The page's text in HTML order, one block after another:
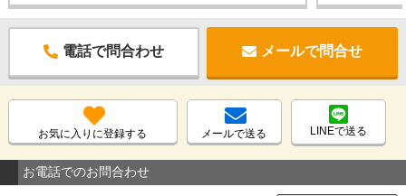
電話で問合わせ メールで問合せ
お気に入りに登録する メールで送る LINEで送る
お電話でのお問合わせ